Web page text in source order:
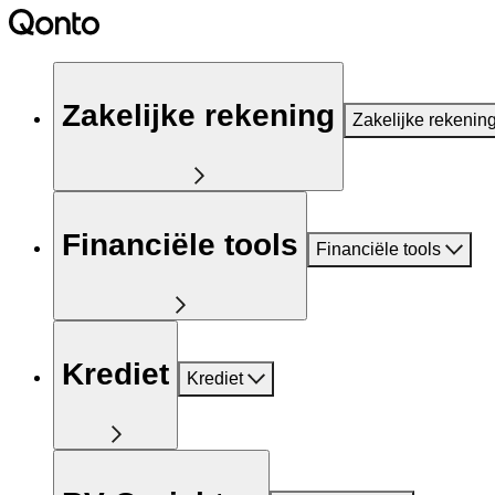
Zakelijke rekening Zakelijke
Financiële tools Financiële tools
Krediet Krediet